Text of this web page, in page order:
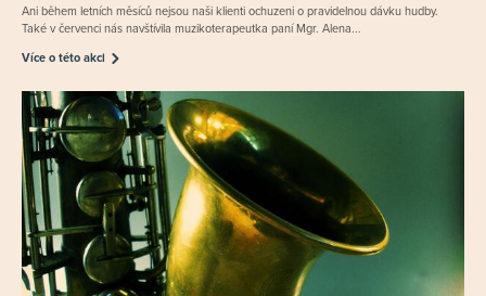
Ani během letních měsíců nejsou naši klienti ochuzeni o pravidelnou dávku hudby.
Také v červenci nás navštívila muzikoterapeutka paní Mgr. Alena...
Více o této akci